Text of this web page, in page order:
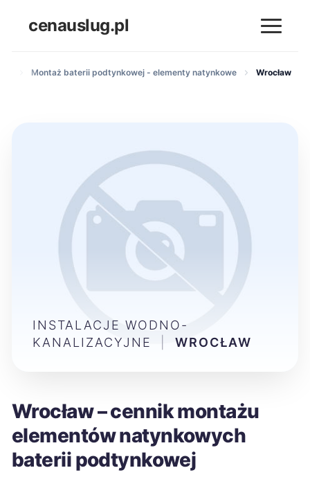
cenauslug.pl
Montaż baterii podtynkowej - elementy natynkowe Wrocław
Wrocław – cennik montażu
elementów natynkowych
baterii podtynkowej
INSTALACJE WODNO-
KANALIZACYJNE
WROCŁAW